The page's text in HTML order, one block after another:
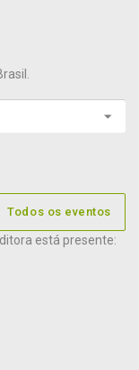
Todos os eventos
está presente: